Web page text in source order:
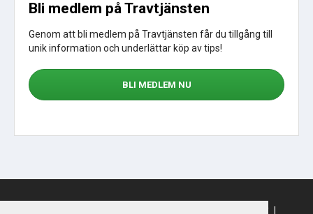
Bli medlem på Travtjänsten
Genom att bli medlem på Travtjänsten får du tillgång till
unik information och underlättar köp av tips!
BLI MEDLEM NU
|